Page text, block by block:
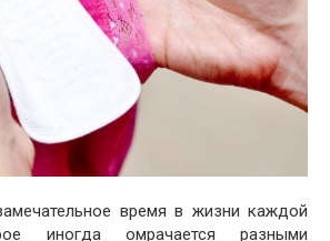
время в жизни каждой
иногда омрачается разными